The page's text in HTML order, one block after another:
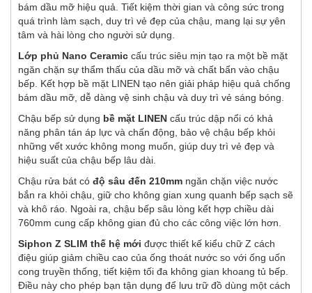
bám dầu mỡ hiệu quả. Tiết kiệm thời gian và công sức trong
quá trình làm sạch, duy trì vẻ đẹp của chậu, mang lại sự yên
tâm và hài lòng cho người sử dụng.
Lớp phủ Nano Ceramic cấu trúc siêu mịn tạo ra một bề mặt
ngăn chặn sự thẩm thấu của dầu mỡ và chất bẩn vào chậu
bếp. Kết hợp bề mặt LINEN tạo nên giải pháp hiệu quả chống
bám dầu mỡ, dễ dàng vệ sinh chậu và duy trì vẻ sáng bóng.
Chậu bếp sử dụng bề mặt LINEN cấu trúc dập nổi có khả
năng phân tán áp lực và chấn động, bảo vệ chậu bếp khỏi
những vết xước không mong muốn, giúp duy trì vẻ đẹp và
hiệu suất của chậu bếp lâu dài.
Chậu rửa bát có độ sâu đến 210mm ngăn chặn việc nước
bắn ra khỏi chậu, giữ cho không gian xung quanh bếp sạch sẽ
và khô ráo. Ngoài ra, chậu bếp sâu lòng kết hợp chiều dài
760mm cung cấp không gian đủ cho các công việc lớn hơn.
Siphon Z SLIM thế hệ mới được thiết kế kiểu chữ Z cách
điệu giúp giảm chiều cao của ống thoát nước so với ống uốn
cong truyền thống, tiết kiệm tối đa không gian khoang tủ bếp.
Điều này cho phép bạn tận dụng để lưu trữ đồ dùng một cách